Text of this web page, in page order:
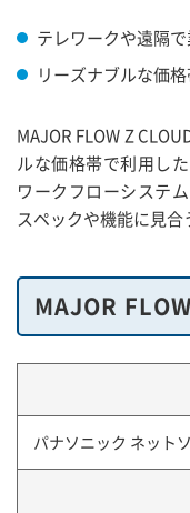
テレワークや遠隔
リーズナブルな価
MAJOR FLOW Z
ルな価格帯で利用し
ワークフローシステ
スペックや機能に見合
MAJOR
パナソニック ネット